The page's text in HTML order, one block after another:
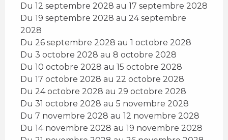
Du 12 septembre 2028 au 17 septembre 2028
Du 19 septembre 2028 au 24 septembre
2028
Du 26 septembre 2028 au 1 octobre 2028
Du 3 octobre 2028 au 8 octobre 2028
Du 10 octobre 2028 au 15 octobre 2028
Du 17 octobre 2028 au 22 octobre 2028
Du 24 octobre 2028 au 29 octobre 2028
Du 31 octobre 2028 au 5 novembre 2028
Du 7 novembre 2028 au 12 novembre 2028
Du 14 novembre 2028 au 19 novembre 2028